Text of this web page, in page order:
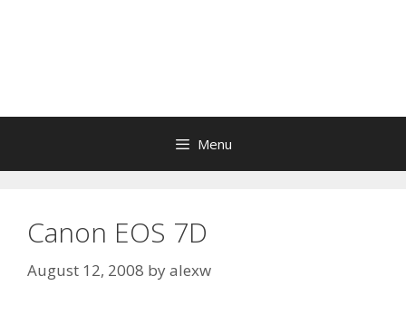
Menu
Canon EOS 7D
August 12, 2008 byalexw